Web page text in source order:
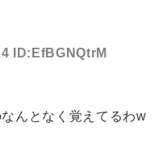
ID:EfBGNQtrM
んとなく覚えてるわw